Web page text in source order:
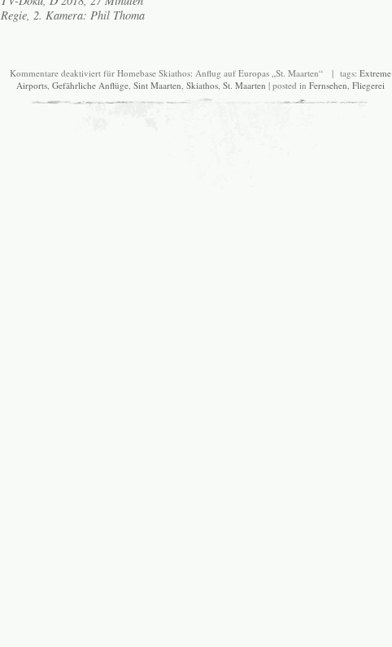
Regie, 2. Kamera: Phil Thoma
Kommentare deaktiviertfür Homebase Skiathos: Anflug auf Europas „St. Maarten“| tags: Extreme
Airports, Gefährliche Anflüge, Sint Maarten, Skiathos, St. Maarten | posted in Fernsehen, Fliegerei